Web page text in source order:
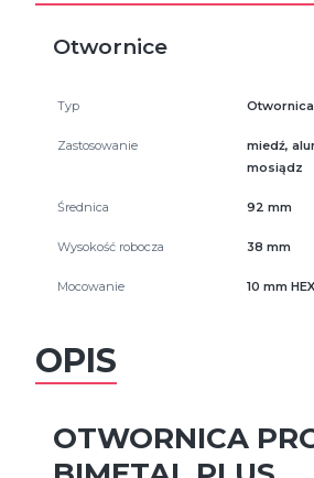
Otwornice
Typ Otwornica
Zastosowanie
miedź,
mosiądz
Średnica 92 mm
Wysokość robocza 38 mm
Mocowanie 10 mm HEX
OPIS
OTWORNICA